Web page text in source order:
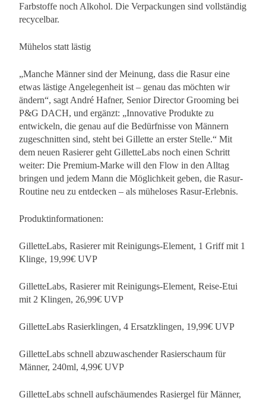
Farbstoffe noch Alkohol. Die Verpackungen sind vollständig
recycelbar.
Mühelos statt lästig
„Manche Männer sind der Meinung, dass die Rasur eine
etwas lästige Angelegenheit ist – genau das möchten wir
ändern“, sagt André Hafner, Senior Director Grooming bei
P&G DACH, und ergänzt: „Innovative Produkte zu
entwickeln, die genau auf die Bedürfnisse von Männern
zugeschnitten sind, steht bei Gillette an erster Stelle.“ Mit
dem neuen Rasierer geht GilletteLabs noch einen Schritt
weiter: Die Premium-Marke will den Flow in den Alltag
bringen und jedem Mann die Möglichkeit geben, die Rasur-
Routine neu zu entdecken – als müheloses Rasur-Erlebnis.
Produktinformationen:
GilletteLabs, Rasierer mit Reinigungs-Element, 1 Griff mit 1
Klinge, 19,99€ UVP
GilletteLabs, Rasierer mit Reinigungs-Element, Reise-Etui
mit 2 Klingen, 26,99€ UVP
GilletteLabs Rasierklingen, 4 Ersatzklingen, 19,99€ UVP
GilletteLabs schnell abzuwaschender Rasierschaum für
Männer, 240ml, 4,99€ UVP
GilletteLabs schnell aufschäumendes Rasiergel für Männer,